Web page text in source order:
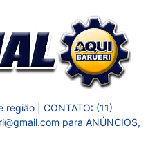
| CONTATO: (11)
para ANÚNCIOS,